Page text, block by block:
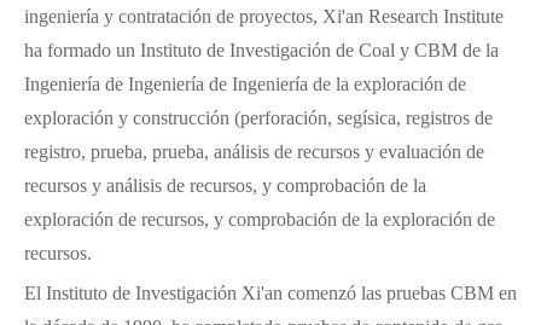
ingeniería y contratación de proyectos, Xi'an Research Institute
ha formado un Instituto de Investigación de Coal y CBM de la
Ingeniería de Ingeniería de Ingeniería de la exploración de
exploración y construcción (perforación, segísica, registros de
registro, prueba, prueba, análisis de recursos y evaluación de
recursos y análisis de recursos, y comprobación de la
exploración de recursos, y comprobación de la exploración de
recursos.
El Instituto de Investigación Xi'an comenzó las pruebas CBM en